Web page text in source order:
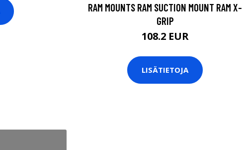
RAM MOUNTS RAM SUCTION MOUNT RAM X-
GRIP
108.2 EUR
LISÄTIETOJA